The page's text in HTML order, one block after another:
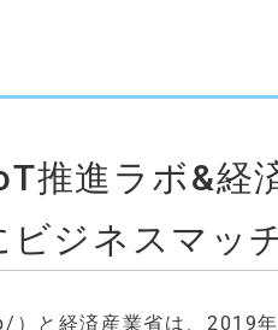
推進ラボ&経
ビジネスマッ
と経済産業省は、2019年